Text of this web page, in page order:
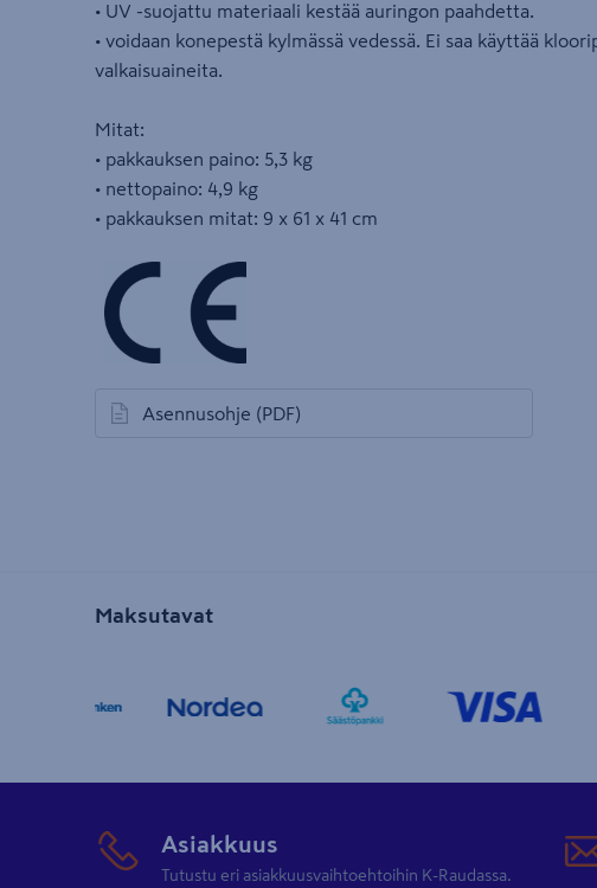
• UV -suojattu materiaali kestää auringon paahdetta.
• voidaan konepestä kylmässä vedessä. Ei saa käyttää
valkaisuaineita.
Mitat:
• pakkauksen paino: 5,3 kg
• nettopaino: 4,9 kg
• pakkauksen mitat: 9 x 61 x 41 cm
Asennusohje (PDF)
avautuu uuteen välilehteen
Maksutavat
Asiakkuus
Tutustu eri asiakkuusvaihtoehtoihin K-Raudassa.